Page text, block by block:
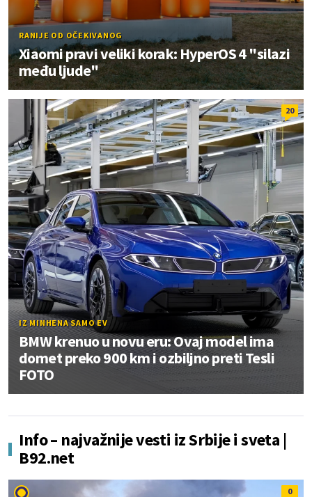
RANIJE OD OČEKIVANOG
Xiaomi pravi veliki korak: HyperOS 4 "silazi
među ljude"
20
IZ MINHENA SAMO EV
BMW krenuo u novu eru: Ovaj model ima
domet preko 900 km i ozbiljno preti Tesli
FOTO
Info – najvažnije vesti iz Srbije i sveta |
B92.net
0